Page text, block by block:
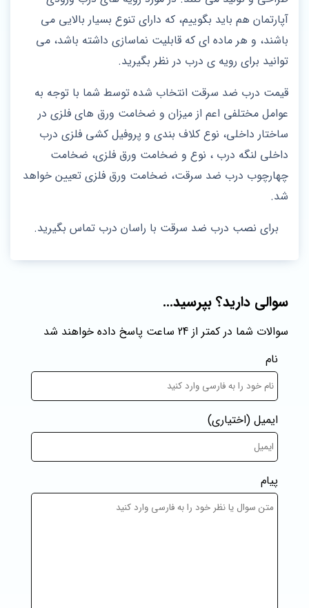
آپارتمان هم باید بگوییم، که دارای تنوع بسیار بالایی می
باشند، و هر ماده ای که قابلیت نماسازی داشته باشد، می
توانید برای رویه ی درب در نظر بگیرید.
قیمت درب ضد سرقت انتخاب شده توسط شما با توجه به
عوامل مختلفی اعم از میزان و ضخامت ورق های فلزی در
ساختار داخلی، نوع کلاف بندی و پروفیل کشی فلزی درب
داخلی لنگه درب ، نوع و ضخامت ورق فلزی، ضخامت
چهارچوب درب ضد سرقت، ضخامت ورق فلزی تعیین خواهد
شد.
برای نصب درب ضد سرقت با راسان درب تماس بگیرید.
سوالی دارید؟ بپرسید...
سوالات شما در کمتر از 24 ساعت پاسخ داده خواهند شد
نام
ایمیل (اختیاری)
پیام